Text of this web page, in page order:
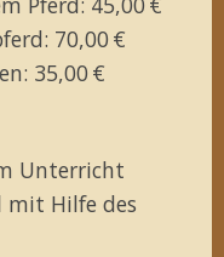
70,00 €
35,00 €
Unterricht
mit Hilfe des